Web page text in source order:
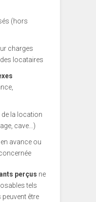
(hors
charges
locataires
la location
cave…)
avance ou
perçus ne
tels
être